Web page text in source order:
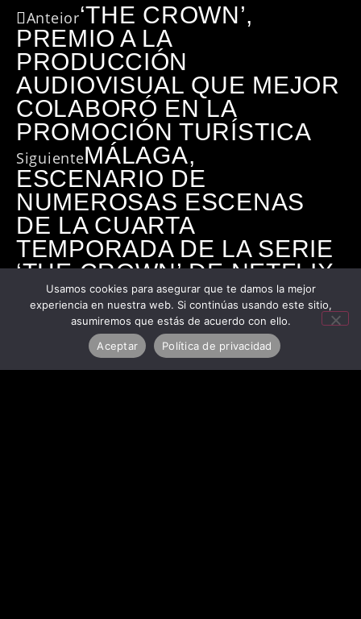
Anteior‘THE CROWN’,
PREMIO A LA
PRODUCCIÓN
AUDIOVISUAL QUE MEJOR
COLABORÓ EN LA
PROMOCIÓN TURÍSTICA
SiguienteMÁLAGA,
ESCENARIO DE
NUMEROSAS ESCENAS
DE LA CUARTA
TEMPORADA DE LA SERIE
‘THE CROWN’ DE NETFLIX,
HA SIDO ELEGIDO COMO
FINALISTA DEL PREMIO A
LA MEJOR LOCALIZACIÓN
EUROPEA
Usamos cookies para asegurar que te damos la mejor
experiencia en nuestra web. Si continúas usando este sitio,
asumiremos que estás de acuerdo con ello.
Aceptar
Política de privacidad